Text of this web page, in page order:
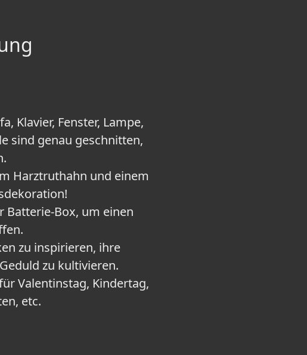
Klavier, Fenster, Lampe,
sind genau geschnitten,
Harztruthahn und einem
Batterie-Box, um einen
zu inspirieren, ihre
zu kultivieren.
Valentinstag, Kindertag,
etc.